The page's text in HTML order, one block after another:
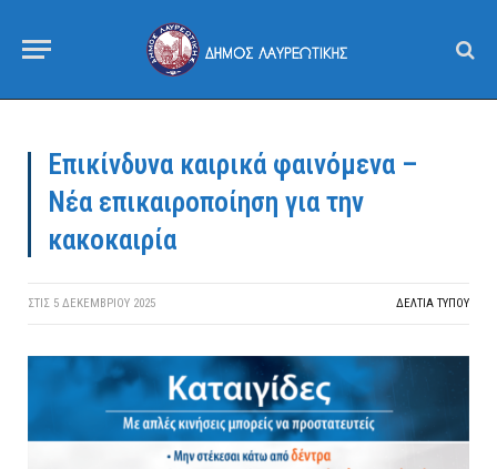
Επικίνδυνα καιρικά φαινόμενα –
Νέα επικαιροποίηση για την
κακοκαιρία
ΣΤΙΣ 5 ΔΕΚΕΜΒΡΊΟΥ 2025 ΔΕΛΤΙΑ ΤΥΠΟΥ